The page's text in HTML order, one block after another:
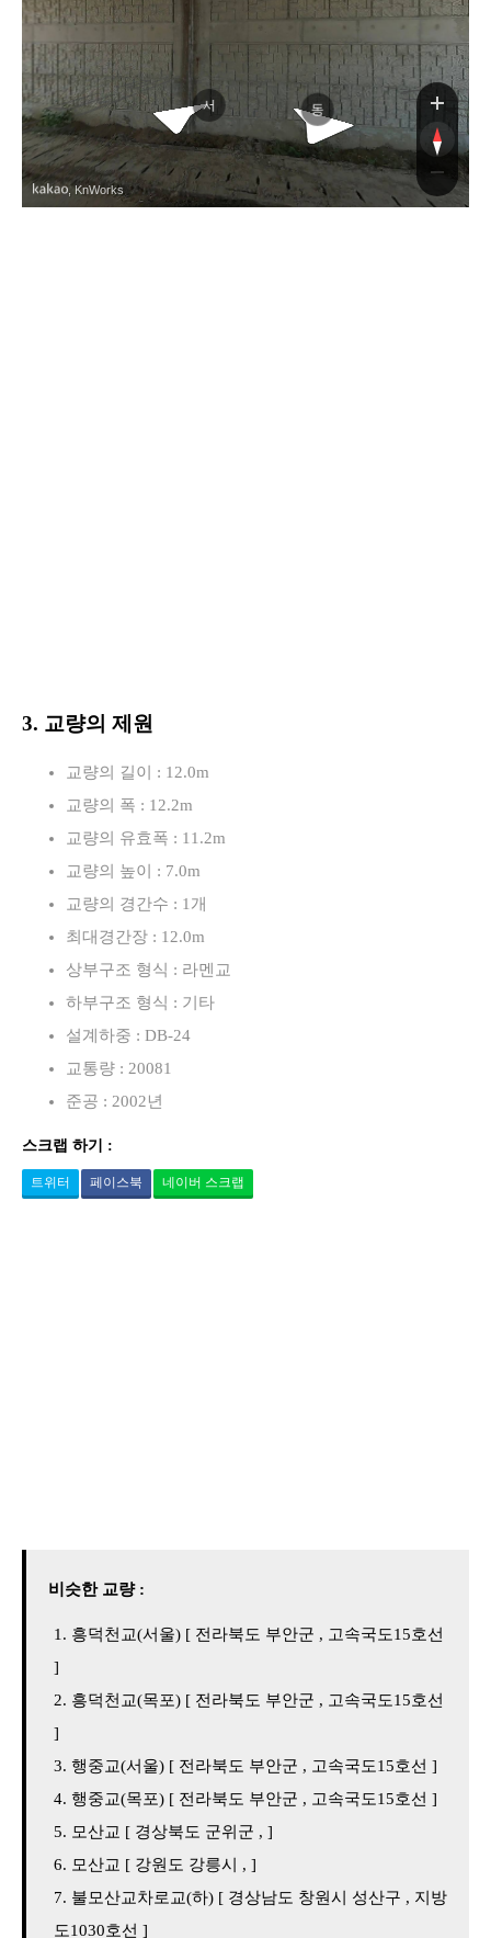
서해안고속도로
서해안고속도로
서 동
, KnWorks
3. 교량의 제원
교량의 길이 : 12.0m
교량의 폭 : 12.2m
교량의 유효폭 : 11.2m
교량의 높이 : 7.0m
교량의 경간수 : 1개
최대경간장 : 12.0m
상부구조 형식 : 라멘교
하부구조 형식 : 기타
설계하중 : DB-24
교통량 : 20081
준공 : 2002년
스크랩 하기 :
트위터 페이스북 네이버 스크랩
비슷한 교량 :
흥덕천교(서울) [ 전라북도 부안군 , 고속국도15호선
]
흥덕천교(목포) [ 전라북도 부안군 , 고속국도15호선
]
행중교(서울) [ 전라북도 부안군 , 고속국도15호선 ]
행중교(목포) [ 전라북도 부안군 , 고속국도15호선 ]
모산교 [ 경상북도 군위군 , ]
모산교 [ 강원도 강릉시 , ]
불모산교차로교(하) [ 경상남도 창원시 성산구 , 지방
도1030호선 ]